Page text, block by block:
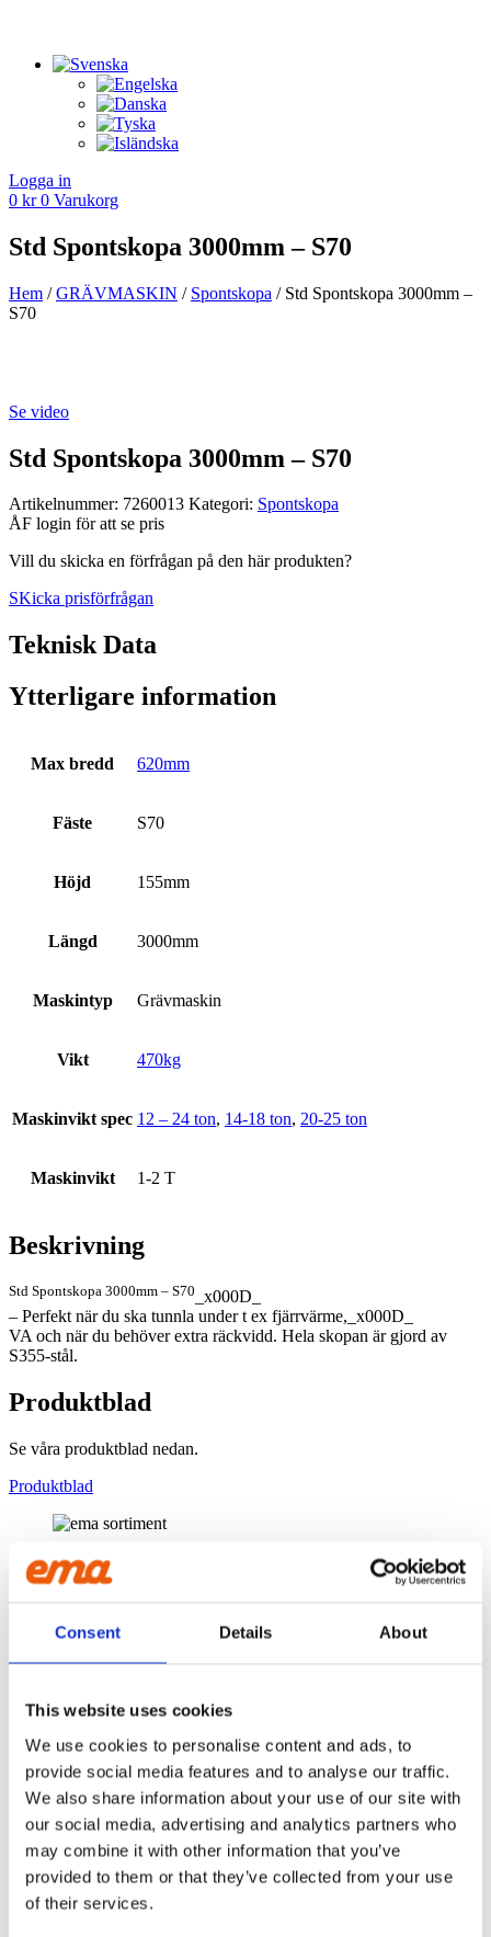
Consent Details About
This website uses cookies
We use cookies to personalise content and ads, to
provide social media features and to analyse our traffic.
We also share information about your use of our site with
our social media, advertising and analytics partners who
may combine it with other information that you’ve
provided to them or that they’ve collected from your use
of their services.
Logga in
0 kr 0 Varukorg
Std Spontskopa 3000mm – S70
Hem /GRÄV­MASKIN / Spont­skopa / Std Spontskopa 3000mm –
S70
Se video
Std Spontskopa 3000mm – S70
Artikelnummer: 7260013 Kategori: Spont­skopa
ÅF login för att se pris
Vill du skicka en förfrågan på den här produkten?
SKicka prisförfrågan
Teknisk Data
Ytterligare information
Max bredd 620mm
Fäste S70
Höjd 155mm
Längd 3000mm
Maskintyp Grävmaskin
Vikt 470kg
Maskinvikt spec 12 – 24 ton, 14-18 ton, 20-25 ton
Maskinvikt 1-2 T
Beskrivning
Std Spontskopa 3000mm – S70 _x000D_
– Perfekt när du ska tunnla under t ex fjärrvärme,_x000D_
VA och när du behöver extra räckvidd. Hela skopan är gjord av
S355-stål.
Produktblad
Se våra produktblad nedan.
Produktblad
BRETT SORTIMENT
Sveriges kanske största skopsortiment med modeller från 50 till
Idag är vi Sveriges snabbast växande skopmärke. Under år 2020
levererade vi på ema över 3000 skopor till använder landet över.
HÅLLBARA PRODUKTER